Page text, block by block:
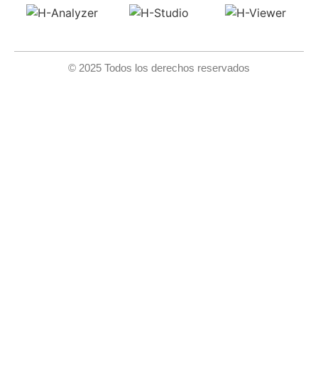
© 2025 Todos los derechos reservados